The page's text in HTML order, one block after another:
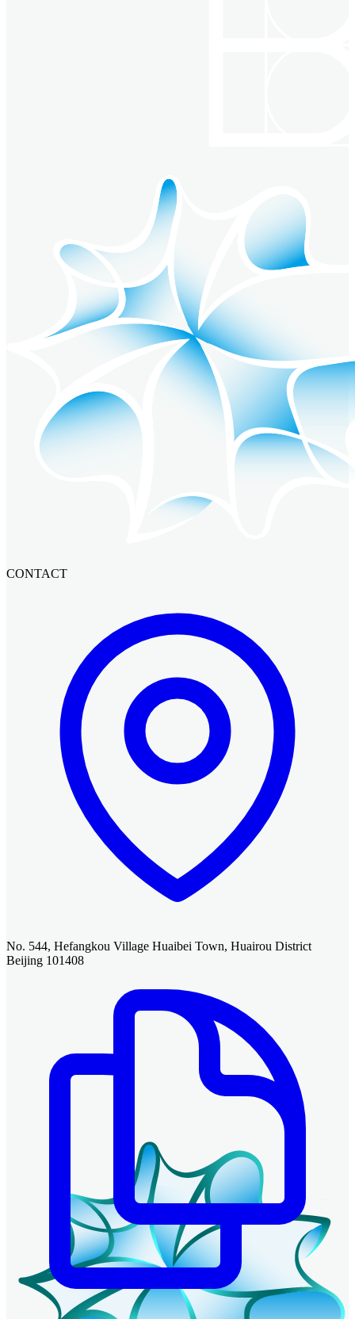
CONTACT
No. 544, Hefangkou Village Huaibei Town, Huairou District
Beijing 101408